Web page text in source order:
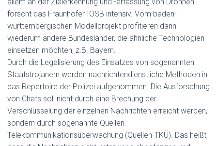
forscht das Fraunhofer IOSB intensiv. Vom baden-
württembergischen Modellprojekt profitieren dann
wiederum andere Bundesländer, die ähnliche Technologien
einsetzen möchten, z.B. Bayern.
Durch die Legalisierung des Einsatzes von sogenannten
Staatstrojanern werden nachrichtendienstliche Methoden in
das Repertoire der Polizei aufgenommen. Die Ausforschung
von Chats soll nicht durch eine Brechung der
Verschlüsselung der einzelnen Nachrichten erreicht werden,
sondern durch sogenannte Quellen-
Telekommunikationsüberwachung (Quellen-TKÜ). Das heißt,